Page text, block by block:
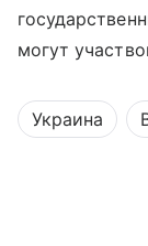
могут
Украина